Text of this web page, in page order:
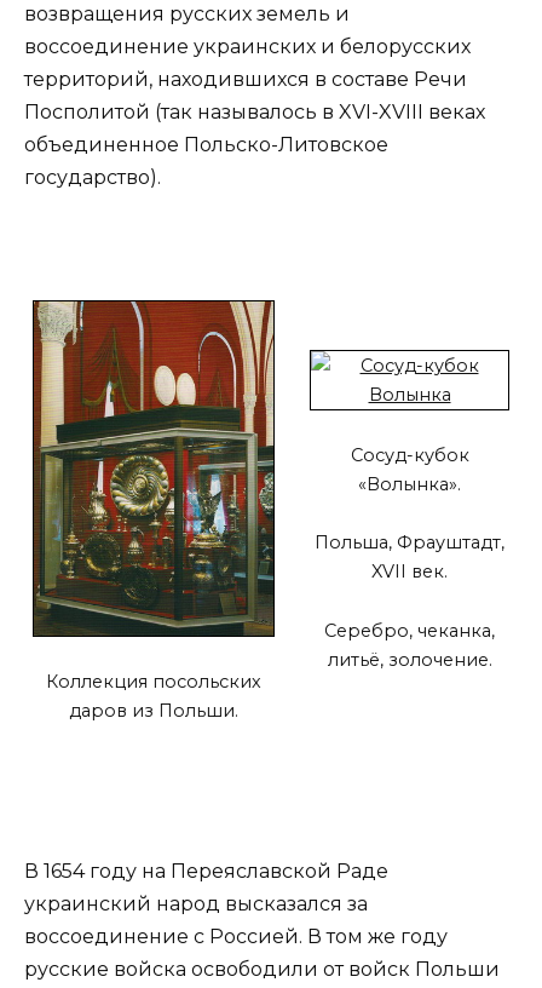
возвращения русских земель и
воссоединение украинских и белорусских
территорий, находившихся в составе Речи
Посполитой (так называлось в XVI-XVIII веках
объединенное Польско-Литовское
государство).
Коллекция посольских
даров из Польши.
Сосуд-кубок
«Волынка».
Польша, Фрауштадт,
XVII век.
Серебро, чеканка,
литьё, золочение.
В 1654 году на Переяславской Раде
украинский народ высказался за
воссоединение с Россией. В том же году
русские войска освободили от войск Польши